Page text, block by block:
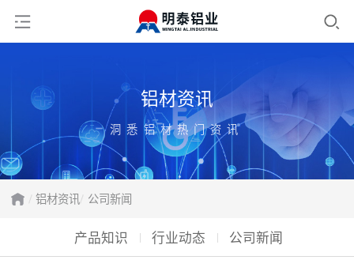
铝材资讯
洞悉铝材热门资讯
铝材资讯 公司新闻
产品知识 行业动态 公司新闻